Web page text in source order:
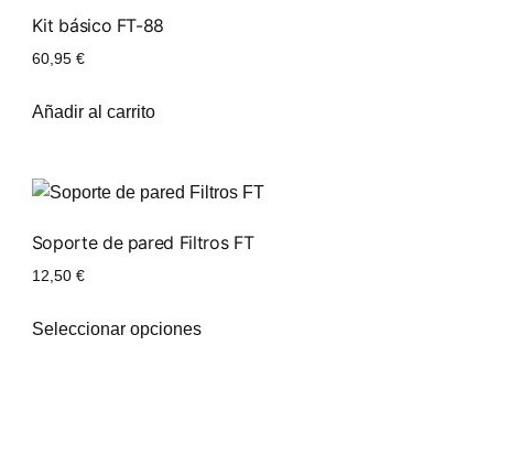
Kit básico FT-88
60,95 €
Añadir al carrito
Soporte de pared Filtros FT
12,50 €
Seleccionar opciones